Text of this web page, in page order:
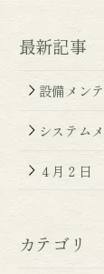
最新記事
設備メン
システム
４月２日
カテゴリ